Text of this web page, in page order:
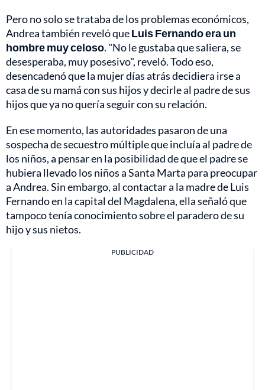
Pero no solo se trataba de los problemas económicos,
Andrea también reveló queLuis Fernando era un
hombre muy celoso. "No le gustaba que saliera, se
desesperaba, muy posesivo", reveló. Todo eso,
desencadenó que la mujer días atrás decidiera irse a
casa de su mamá con sus hijos y decirle al padre de sus
hijos que ya no quería seguir con su relación.
En ese momento, las autoridades pasaron de una
sospecha de secuestro múltiple que incluía al padre de
los niños, a pensar en la posibilidad de que el padre se
hubiera llevado los niños a Santa Marta para preocupar
a Andrea. Sin embargo, al contactar a la madre de Luis
Fernando en la capital del Magdalena, ella señaló que
tampoco tenía conocimiento sobre el paradero de su
hijo y sus nietos.
PUBLICIDAD